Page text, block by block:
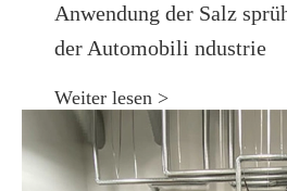
Anwendung der Salz
der Automobili ndustrie
Weiter lesen >